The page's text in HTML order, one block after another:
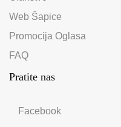
Web Šapice
Promocija Oglasa
FAQ
Pratite nas
Facebook